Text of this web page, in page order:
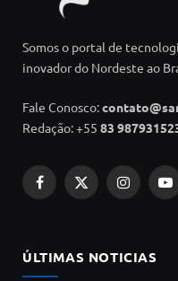
Somos o portal de
inovador do Nordeste ao
Fale Conosco:
Redação: +55 83
Facebook
X
Instagram
ÚLTIMAS NOTICIAS